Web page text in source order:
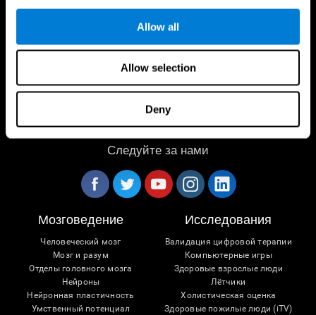
Allow all
Allow selection
Deny
Следуйте за нами
Мозговедение
Человеческий мозг
Мозг и разум
Отделы головного мозга
Нейроны
Нейронная пластичность
Умственный потенциал
Исследования
Валидация цифровой терапии
Компьютерные игры
Здоровые взрослые люди
Лётчики
Холистическая оценка
Здоровые пожилые люди (iTV)